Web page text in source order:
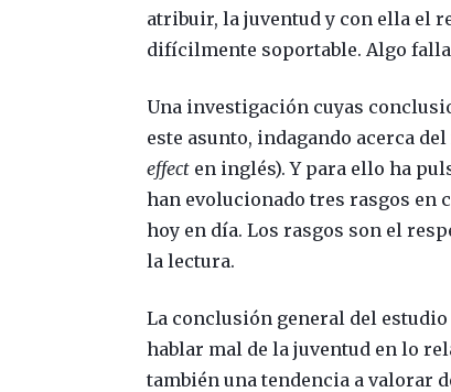
atribuir, la juventud y con ella el
difícilmente soportable. Algo
Una investigación cuyas
este asunto, indagando acerca
effect en inglés). Y para ello ha
han evolucionado tres rasgos en
hoy en día. Los rasgos son el
la lectura.
La conclusión general del estudio
hablar mal de la juventud en lo
también una tendencia a valorar